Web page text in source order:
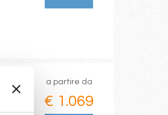
a partire da
€ 1.069